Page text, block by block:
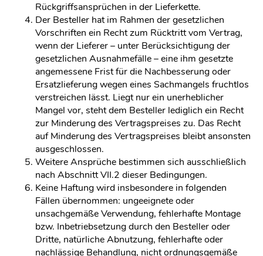
Rückgriffsansprüchen in der Lieferkette.
Der Besteller hat im Rahmen der gesetzlichen
Vorschriften ein Recht zum Rücktritt vom Vertrag,
wenn der Lieferer – unter Berücksichtigung der
gesetzlichen Ausnahmefälle – eine ihm gesetzte
angemessene Frist für die Nachbesserung oder
Ersatzlieferung wegen eines Sachmangels fruchtlos
verstreichen lässt. Liegt nur ein unerheblicher
Mangel vor, steht dem Besteller lediglich ein Recht
zur Minderung des Vertragspreises zu. Das Recht
auf Minderung des Vertragspreises bleibt ansonsten
ausgeschlossen.
Weitere Ansprüche bestimmen sich ausschließlich
nach Abschnitt VII.2 dieser Bedingungen.
Keine Haftung wird insbesondere in folgenden
Fällen übernommen: ungeeignete oder
unsachgemäße Verwendung, fehlerhafte Montage
bzw. Inbetriebsetzung durch den Besteller oder
Dritte, natürliche Abnutzung, fehlerhafte oder
nachlässige Behandlung, nicht ordnungsgemäße